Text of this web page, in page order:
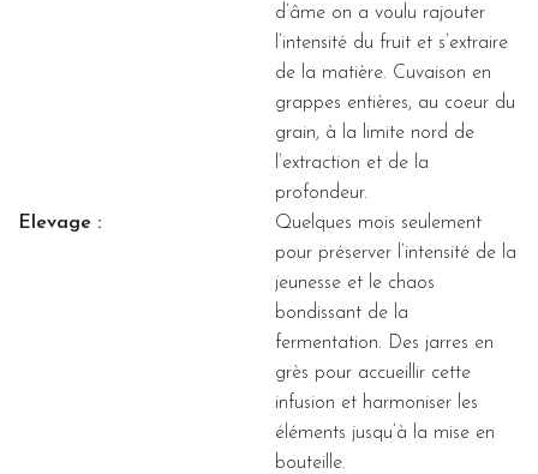
d’âme on a voulu rajouter
l’intensité du fruit et s’extraire
de la matière. Cuvaison en
grappes entières, au coeur du
grain, à la limite nord de
l’extraction et de la
profondeur.
Elevage :
Quelques mois seulement
pour préserver l’intensité de la
jeunesse et le chaos
bondissant de la
fermentation. Des jarres en
grès pour accueillir cette
infusion et harmoniser les
éléments jusqu’à la mise en
bouteille.